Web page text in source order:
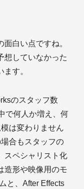
面白い点ですね。
想していなかった
す。
のスタッフ数
で何人か増え、何
は変わりません
合もスタッフの
スペシャリスト化
造形や映像用のモ
と、After Effects